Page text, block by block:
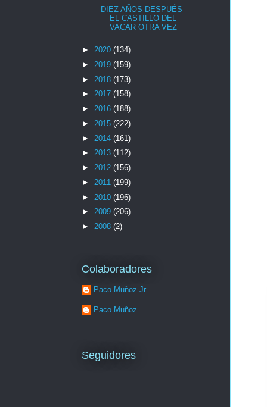
DIEZ AÑOS DESPUÉS
EL CASTILLO DEL
VACAR OTRA VEZ
► 2020 (134)
► 2019 (159)
► 2018 (173)
► 2017 (158)
► 2016 (188)
► 2015 (222)
► 2014 (161)
► 2013 (112)
► 2012 (156)
► 2011 (199)
► 2010 (196)
► 2009 (206)
► 2008 (2)
Colaboradores
Paco Muñoz Jr.
Paco Muñoz
Seguidores